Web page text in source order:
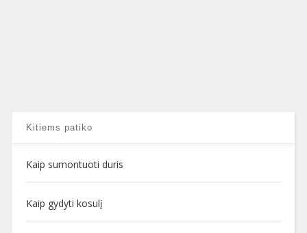
Kitiems patiko
Kaip sumontuoti duris
Kaip gydyti kosulį